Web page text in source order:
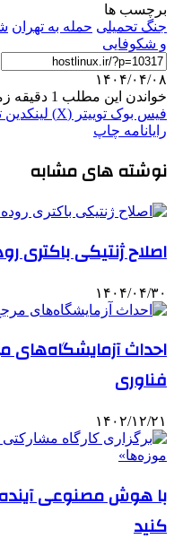
برچسب ها
جنگ تحمیلی حمله به تهران
و شکوفایی
۱۴۰۴/۰۴/۰۸
خواندن این مطلب 1 دقیقه زمان میبرد
فیس بوک توییتر (X) لینکدین
رایانامه چاپ
نوشته های مشابه
اصلاح ژنتیکی باکتری
۱۴۰۴/۰۴/۳۰
احداث آزمایشگاه‌های
فناوری
۱۴۰۲/۱۲/۲۱
با هوش مصنوعی آینده
کنید